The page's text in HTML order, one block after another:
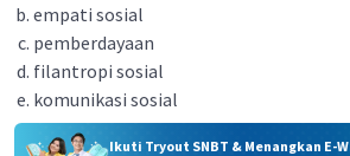
empati sosial
pemberdayaan
filantropi sosial
komunikasi sosial
Ikuti Tryout SNBT & Menangkan E-